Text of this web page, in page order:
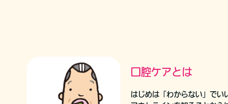
口腔ケアとは
はじめは「わからない」でい